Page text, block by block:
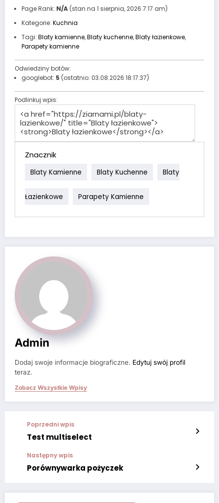
Page Rank: N/A(stan na 1 sierpnia, 2026 7:17 am)
Kategorie: Kuchnia
Tagi: Blaty kamienne,Blaty kuchenne,Blaty łazienkowe,
Parapety kamienne
Odwiedziny botów:
googlebot: 5 (ostatnio: 03.08.2026 18:17:37)
Podlinkuj wpis:
Znacznik
Blaty Kamienne Blaty Kuchenne Blaty
Łazienkowe Parapety Kamienne
Admin
Dodaj swoje informacje biograficzne. Edytuj swój profil
teraz.
Zobacz Wszystkie Wpisy
Poprzedni wpis
Test multiselect
Następny wpis
Porównywarka pożyczek